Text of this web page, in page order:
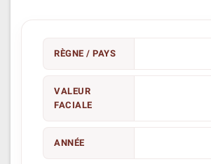
RÈGNE / PAYS
VALEUR
FACIALE
ANNÉE